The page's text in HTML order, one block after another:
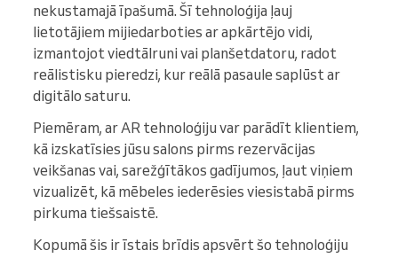
nekustamajā īpašumā. Šī tehnoloģija ļauj
lietotājiem mijiedarboties ar apkārtējo vidi,
izmantojot viedtālruni vai planšetdatoru, radot
reālistisku pieredzi, kur reālā pasaule saplūst ar
digitālo saturu.
Piemēram, ar AR tehnoloģiju var parādīt klientiem,
kā izskatīsies jūsu salons pirms rezervācijas
veikšanas vai, sarežģītākos gadījumos, ļaut viņiem
vizualizēt, kā mēbeles iederēsies viesistabā pirms
pirkuma tiešsaistē.
Kopumā šis ir īstais brīdis apsvērt šo tehnoloģiju